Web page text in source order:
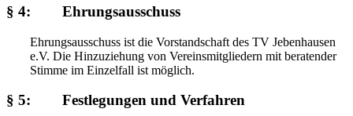
§ 4: Ehrungsausschuss
Ehrungsausschuss ist die Vorstandschaft des TV Jebenhausen
e.V. Die Hinzuziehung von Vereinsmitgliedern mit beratender
Stimme im Einzelfall ist möglich.
§ 5: Festlegungen und Verfahren